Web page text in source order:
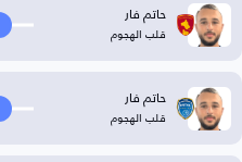
حاتم فار
قلب الهجوم
حاتم فار
قلب الهجوم